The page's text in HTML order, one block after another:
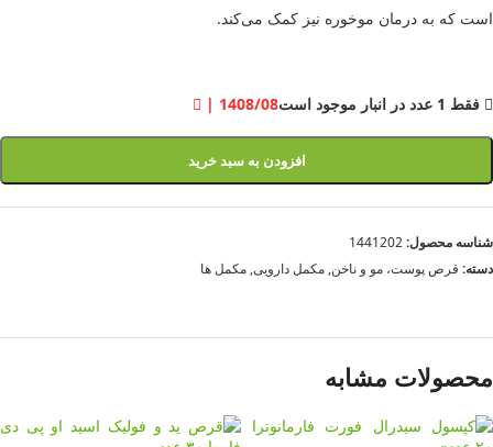
است که به درمان موخوره نیز کمک می‌کند.
فقط 1 عدد در انبار موجود است | 1408/08
افزودن به سبد خرید
شناسه محصول:1441202
دسته: قرص پوست، مو و ناخن, مکمل دارویی, مکمل ها
محصولات مشابه